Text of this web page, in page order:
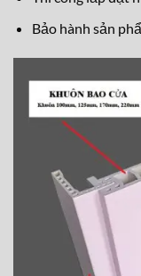
Bảo hành sản